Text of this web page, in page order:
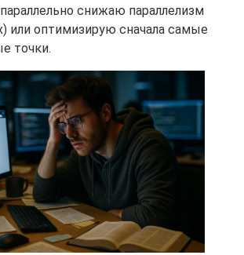
снижаю параллелизм
или оптимизирую сначала самые
точки.